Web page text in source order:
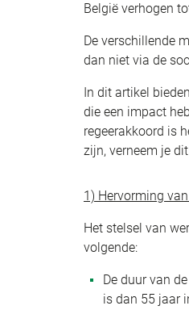
België verhogen
De verschillende
dan niet via de
In dit artikel
die een impact
regeerakkoord is
zijn, verneem je
1) Hervorming
Het stelsel van
volgende:
De duur van
is dan 55 jaar